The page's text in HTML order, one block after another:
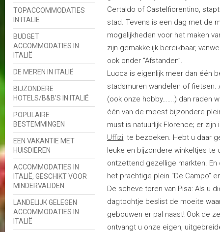
TOPACCOMMODATIES
IN ITALIË
BUDGET
ACCOMMODATIES IN
ITALIË
DE MEREN IN ITALIË
BIJZONDERE
HOTELS/B&B'S IN ITALIË
POPULAIRE
BESTEMMINGEN
EEN VAKANTIE MET
HUISDIEREN
ACCOMMODATIES IN
ITALIË, GESCHIKT VOOR
MINDERVALIDEN
LANDELIJK GELEGEN
ACCOMMODATIES IN
ITALIË
Certaldo of Castelfiorentino,
stad. Tevens is een dag met de
mogelijkheden voor het maken
zijn gemakkelijk bereikbaar,
ook onder “Afstanden”.
Lucca is eigenlijk meer dan één
stadsmuren wandelen of fietsen.
(ook onze hobby…….) dan raden
één van de meest bijzondere
must is natuurlijk Florence; er
Uffizi, te bezoeken. Hebt u daar
leuke en bijzondere winkeltjes
ontzettend gezellige markten.
het prachtige plein “De Campo”
De scheve toren van Pisa: Als u
dagtochtje beslist de moeite
gebouwen er pal naast! Ook de
ontvangt u onze eigen,